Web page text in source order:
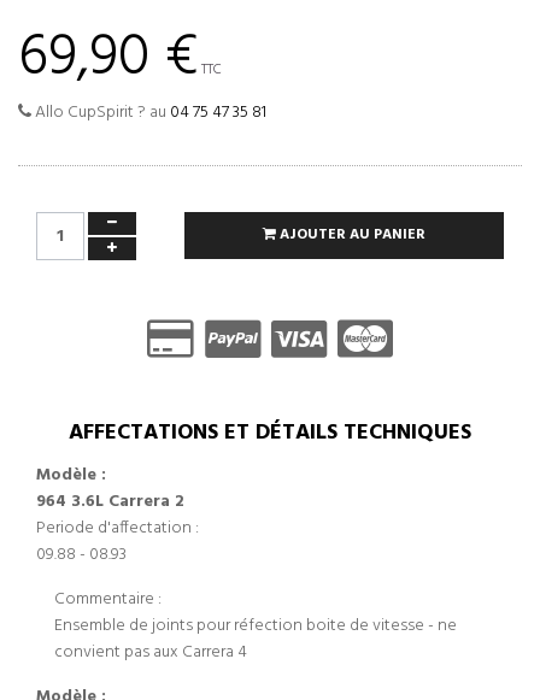
69,90 € TTC
Allo CupSpirit ? au 04 75 47 35 81
AJOUTER AU PANIER
AFFECTATIONS ET DÉTAILS TECHNIQUES
Modèle :
964 3.6L Carrera 2
Periode d'affectation :
09.88 - 08.93
Commentaire :
Ensemble de joints pour réfection boite de vitesse - ne
convient pas aux Carrera 4